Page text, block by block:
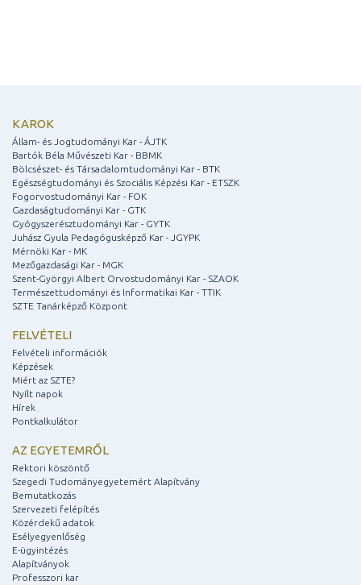
KAROK
Állam- és Jogtudományi Kar - ÁJTK
Bartók Béla Művészeti Kar - BBMK
Bölcsészet- és Társadalomtudományi Kar - BTK
Egészségtudományi és Szociális Képzési Kar - ETSZK
Fogorvostudományi Kar - FOK
Gazdaságtudományi Kar - GTK
Gyógyszerésztudományi Kar - GYTK
Juhász Gyula Pedagógusképző Kar - JGYPK
Mérnöki Kar - MK
Mezőgazdasági Kar - MGK
Szent-Györgyi Albert Orvostudományi Kar - SZAOK
Természettudományi és Informatikai Kar - TTIK
SZTE Tanárképző Központ
FELVÉTELI
Felvételi információk
Képzések
Miért az SZTE?
Nyílt napok
Hírek
Pontkalkulátor
AZ EGYETEMRŐL
Rektori köszöntő
Szegedi Tudományegyetemért Alapítvány
Bemutatkozás
Szervezeti felépítés
Közérdekű adatok
Esélyegyenlőség
E-ügyintézés
Alapítványok
Professzori kar